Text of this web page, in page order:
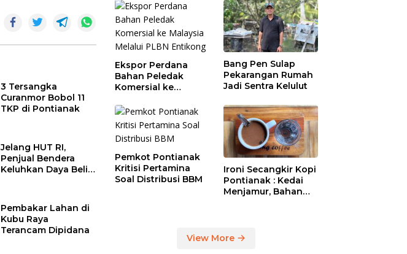
3 Tersangka
Curanmor Bobol 11
TKP di Pontianak
Jelang HUT RI,
Penjual Bendera
Keluhkan Daya Beli
Pembakar Lahan di
Kubu Raya
Terancam Dipidana
Ekspor Perdana
Bahan Peledak
Komersial ke
PLBN Entikong
Bang Pen Sulap
Pekarangan Rumah
Jadi Sentra Kelulut
Pemkot Pontianak
Kritisi Pertamina
Soal Distribusi BBM
Ironi Secangkir Kopi
Pontianak : Kedai
Menjamur, Bahan
View More